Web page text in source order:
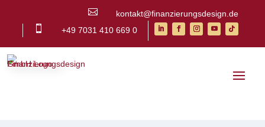

kontakt@finanzierungsdesign.de

+49 7031 410 669 0